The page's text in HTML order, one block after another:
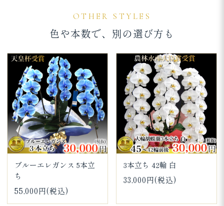
OTHER STYLES
色や本数で、別の選び方も
ブルーエレガンス 5本立
ち
55,000円(税込)
3本立ち 42輪 白
33,000円(税込)